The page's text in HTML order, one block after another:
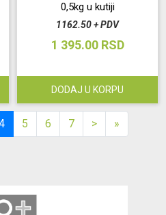
0,5kg u kutiji
1162.50 + PDV
1 395.00 RSD
DODAJ U KORPU
5 6 7 > »